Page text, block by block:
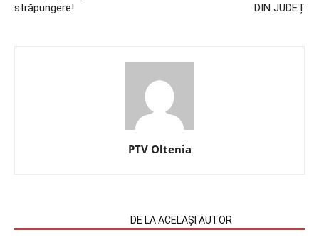
străpungere!
DIN JUDEȚ
PTV Oltenia
DE LA ACELAȘI AUTOR